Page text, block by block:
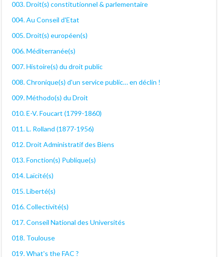
003. Droit(s) constitutionnel & parlementaire
004. Au Conseil d'Etat
005. Droit(s) européen(s)
006. Méditerranée(s)
007. Histoire(s) du droit public
008. Chronique(s) d'un service public… en déclin !
009. Méthodo(s) du Droit
010. E-V. Foucart (1799-1860)
011. L. Rolland (1877-1956)
012. Droit Administratif des Biens
013. Fonction(s) Publique(s)
014. Laïcité(s)
015. Liberté(s)
016. Collectivité(s)
017. Conseil National des Universités
018. Toulouse
019. What's the FAC ?